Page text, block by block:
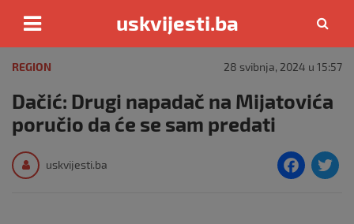
content
uskvijesti.ba
REGION 28 svibnja, 2024 u 15:57
Dačić: Drugi napadač na Mijatovića
poručio da će se sam predati
uskvijesti.ba
F